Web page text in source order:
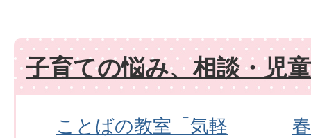
子育ての悩み、相談・児
ことばの教室「気軽